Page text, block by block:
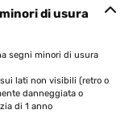
di usura
segni minori di usura
lati non visibili (retro o
danneggiata o
di 1 anno